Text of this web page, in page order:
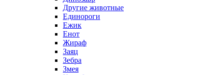
Другие животные
Единороги
Ежик
Енот
Жираф
Заяц
Зебра
Змея